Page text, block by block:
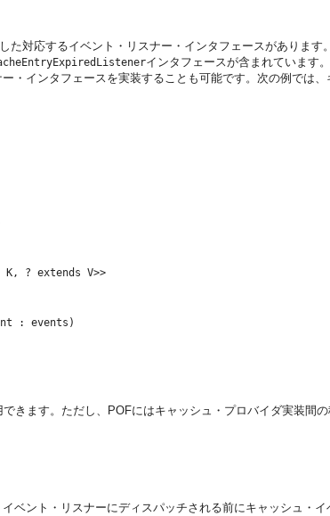
た対応するイベント・リスナー・インタフェースがあります。
インタフェースが含まれています
・インタフェースを実装することも可能です。次の例では
K, ? extends V>>
: events)
きます。ただし、POFにはキャッシュ・プロバイダ実装間の
ベント・リスナーにディスパッチされる前にキャッシュ・イ